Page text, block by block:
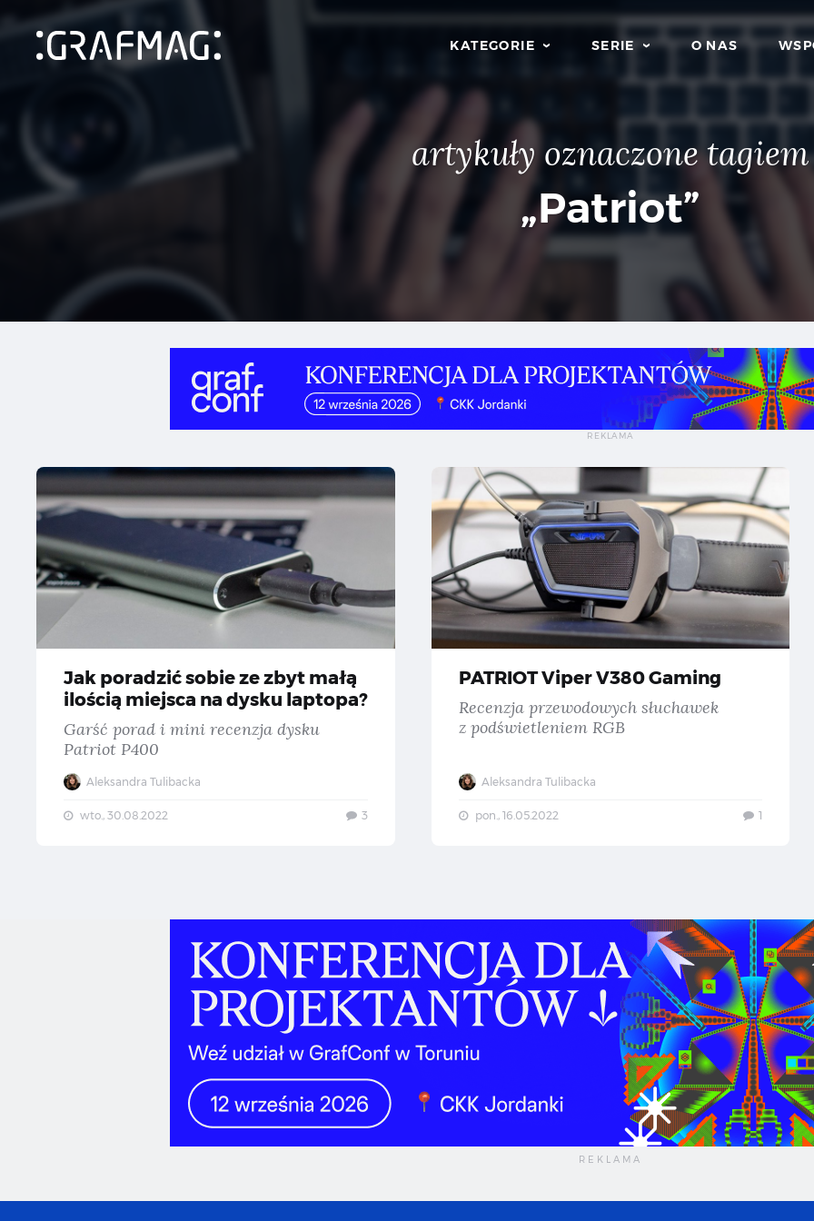
KATEGORIE SERIE O NAS
artykuły oznaczone tagiem
„Patriot”
Jak poradzić sobie ze zbyt małą ilością miejsca na dysku laptopa? — Garść porad i mini recenzja
Jak poradzić sobie ze zbyt małą
ilością miejsca na dysku laptopa?
Garść porad i mini recenzja dysku
Patriot P400
Aleksandra Tulibacka
wto., 30.08.2022 3
PATRIOT Viper V380 Gaming
Recenzja przewodowych słuchawek
z podświetleniem RGB
Aleksandra Tulibacka
pon., 16.05.2022 1